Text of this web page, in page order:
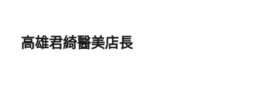
高雄君綺醫美店長